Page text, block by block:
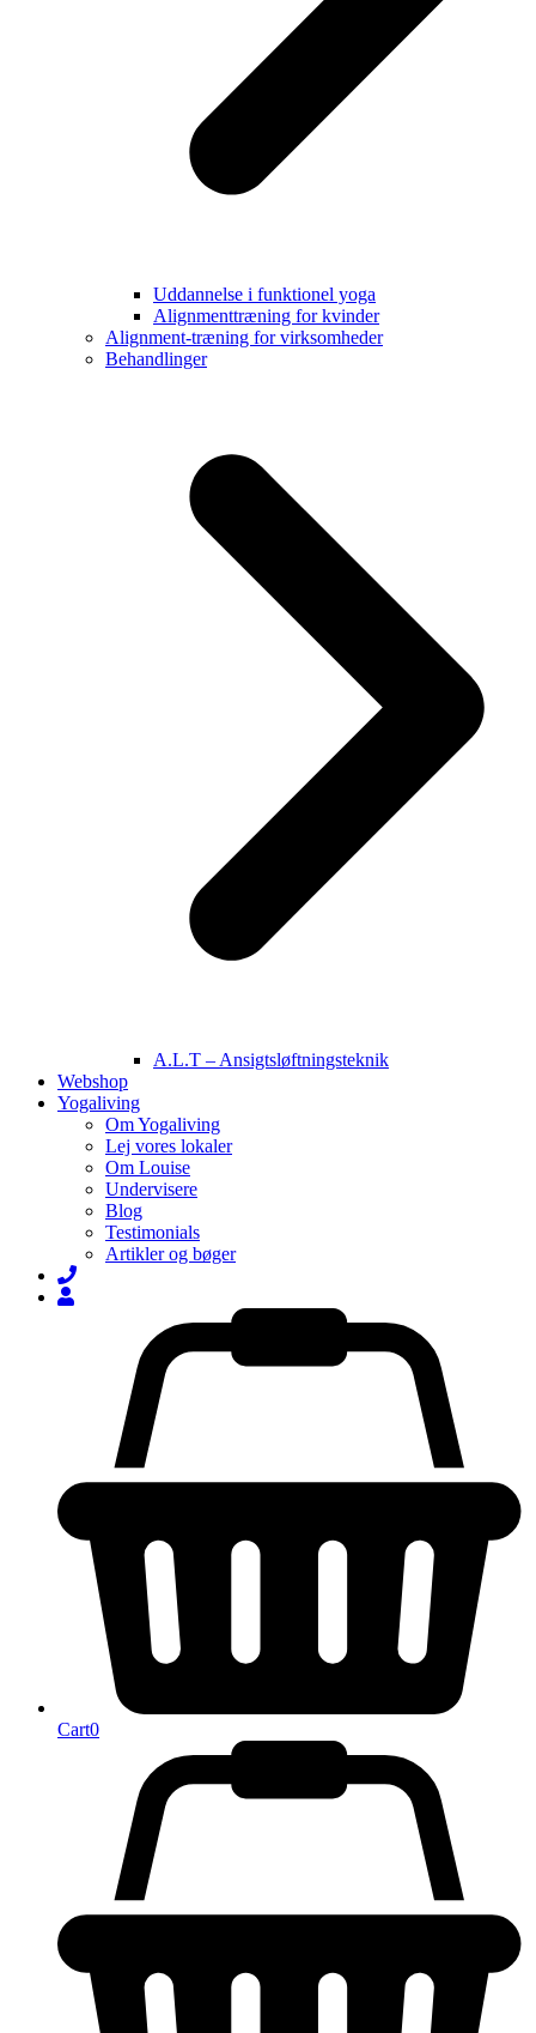
Uddannelse i funktionel yoga
Alignmenttræning for kvinder
Alignment-træning for virksomheder
Behandlinger
A.L.T – Ansigtsløftningsteknik
Webshop
Yogaliving
Om Yogaliving
Lej vores lokaler
Om Louise
Undervisere
Blog
Testimonials
Artikler og bøger
Cart0